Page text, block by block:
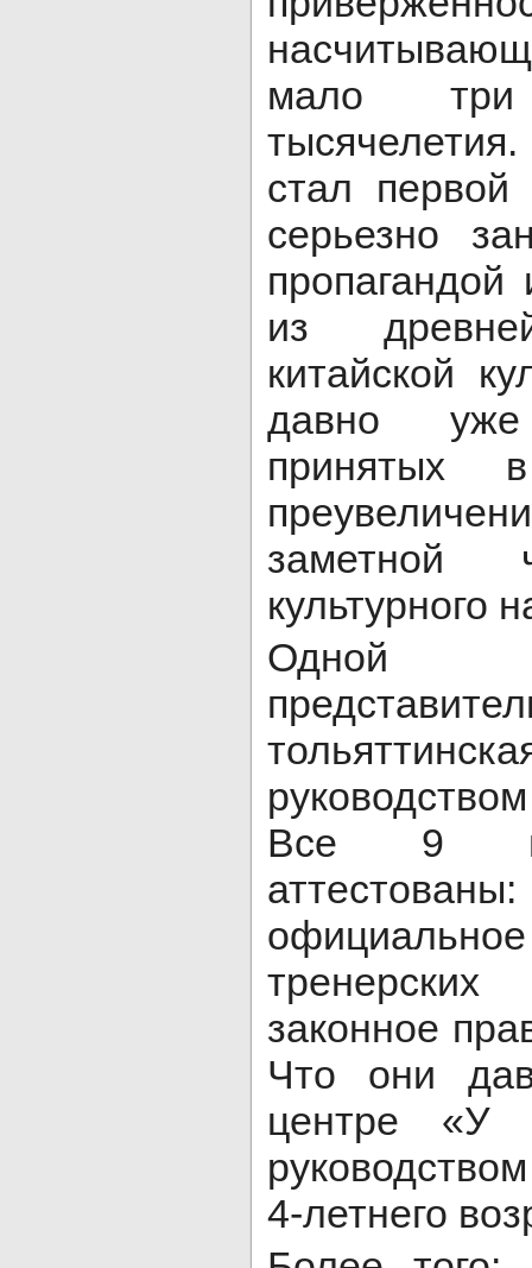
мало
стал первой
серьезно
пропагандой
из
китайской
давно
заметной
культурного
Одной
Все 9
законное
Что они
центре «У
4-летнего